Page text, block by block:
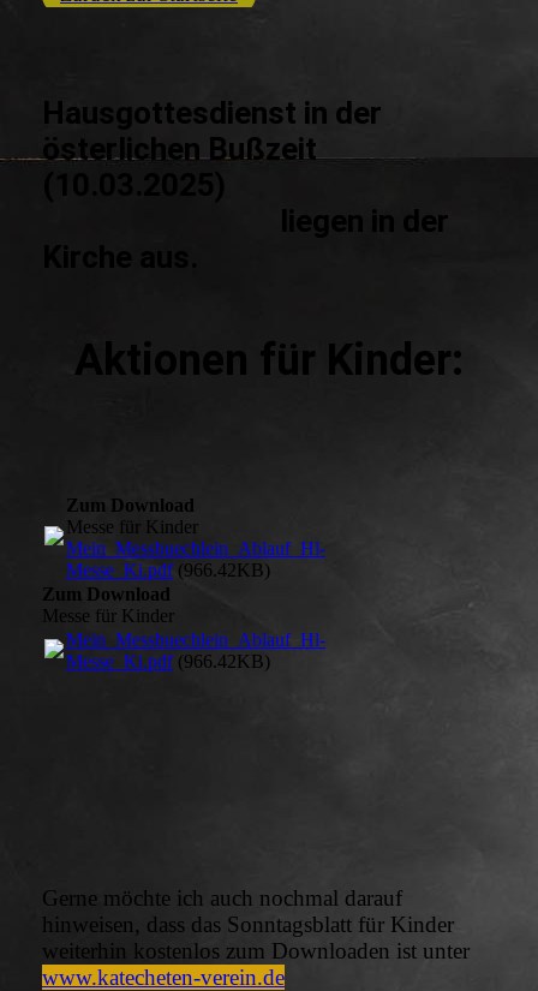
Hausgottesdienst in der
österlichen Bußzeit
liegen in der
Aktionen für Kinder:
Zum Download
Messe für Kinder
Mein_Messbuechlein_Ablauf_Hl-
Messe_Ki.pdf(966.42KB)
Zum Download
Messe für Kinder
Mein_Messbuechlein_Ablauf_Hl-
Messe_Ki.pdf(966.42KB)
Gerne möchte ich auch nochmal darauf
hinweisen, dass das Sonntagsblatt für Kinder
weiterhin kostenlos zum Downloaden ist unter
www.katecheten-verein.de